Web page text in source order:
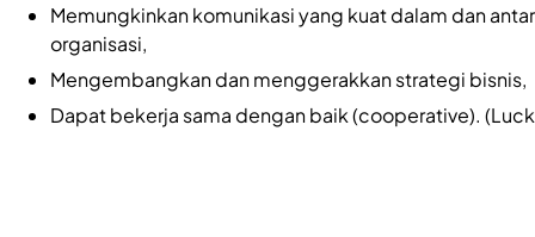
Memungkinkan komunikasi yang kuat dalam dan
organisasi,
Mengembangkan dan menggerakkan strategi bisnis,
Dapat bekerja sama dengan baik (cooperative).